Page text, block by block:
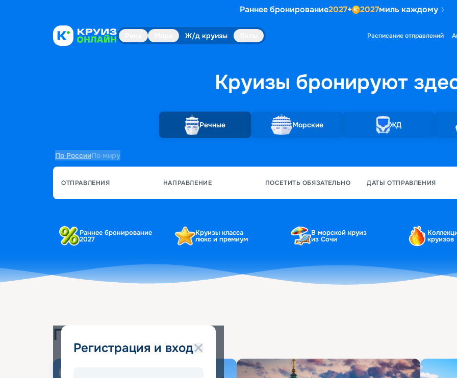
Раннее бронирование2027+ 2027миль каждому
Ж/д круизы Расписание отправлений
Круизы бронируют
Речные Морские ЖД
По РоссииПо миру
ОТПРАВЛЕНИЯ НАПРАВЛЕНИЕ ПОСЕТИТЬ ОБЯЗАТЕЛЬНО ДАТЫ ОТПРАВЛЕНИЯ
Раннее бронирование
2027
Круизы класса
люкс и премиум
В морской круиз
из Сочи круизов
Регистрация и вход
Популярные круизы